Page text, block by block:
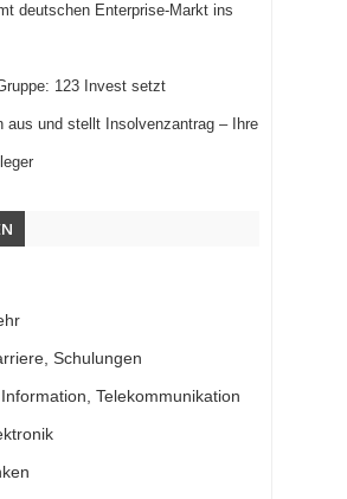
deutschen Enterprise-Markt ins
123 Invest setzt
aus und stellt Insolvenzantrag – Ihre
Schulungen
Telekommunikation